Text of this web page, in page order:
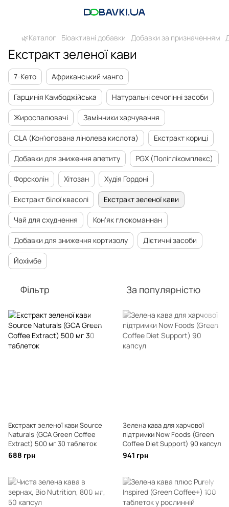
🌿Каталог Біоактивні добавки Добавки за призначенням
Екстракт зеленої кави
7-Кето Африканський манго
Гарцинія Камбоджійська Натуральні сечогінні засоби
Жироспалювачі Замінники харчування
CLA (Кон'югована лінолева кислота) Екстракт кориці
Добавки для зниження апетиту PGX (Поліглікомплекс)
Форсколін Хітозан Худія Гордоні
Екстракт білої квасолі Екстракт зеленої кави
Чай для схуднення Кон'як глюкоманнан
Добавки для зниження кортизолу Дієтичні засоби
Йохімбе
Фільтр За популярністю
Екстракт зеленої кави Source
Naturals (GCA Green Coffee
Extract) 500 мг 30 таблеток
688 грн
Зелена кава для харчової
підтримки Now Foods (Green
Coffee Diet Support) 90 капсул
941 грн